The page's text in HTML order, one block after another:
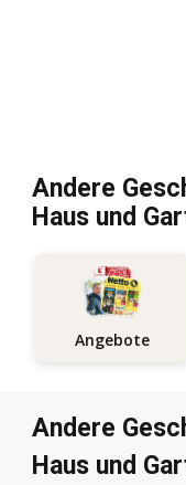
Andere
Haus und
Angebote
Andere
Haus und